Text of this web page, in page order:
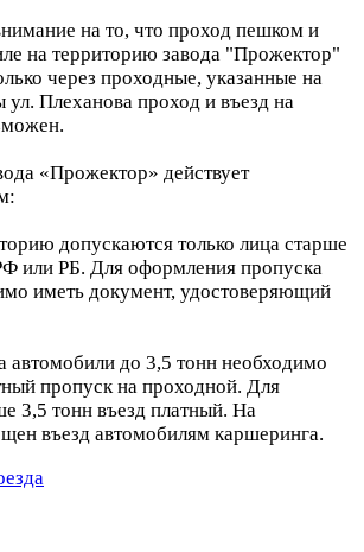
на то, что проход пешком и
на территорию завода "Прожектор"
через проходные, указанные на
Плеханова проход и въезд на
«Прожектор» действует
допускаются только лица старше
или РБ. Для оформления пропуска
иметь документ, удостоверяющий
автомобили до 3,5 тонн необходимо
пропуск на проходной. Для
3,5 тонн въезд платный. На
въезд автомобилям каршеринга.